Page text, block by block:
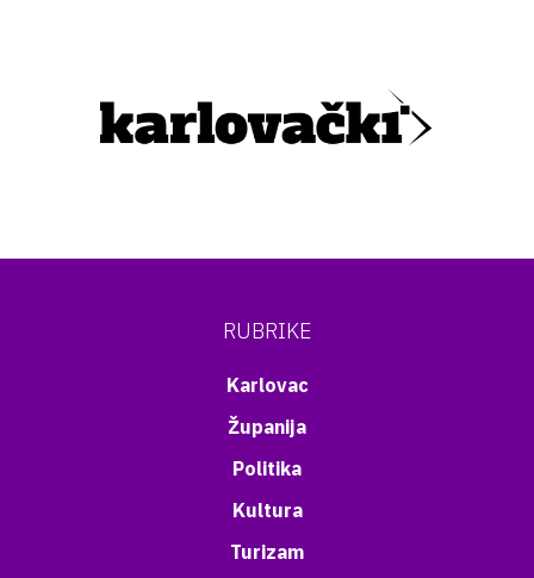
RUBRIKE
Karlovac
Županija
Politika
Kultura
Turizam